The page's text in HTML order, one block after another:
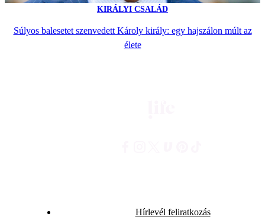
KIRÁLYI CSALÁD
Súlyos balesetet szenvedett Károly király: egy hajszálon múlt az
élete
Hírlevél feliratkozás